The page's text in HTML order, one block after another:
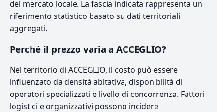
del mercato locale. La fascia indicata rappresenta un
riferimento statistico basato su dati territoriali
aggregati.
Perché il prezzo varia a ACCEGLIO?
Nel territorio di ACCEGLIO, il costo può essere
influenzato da densità abitativa, disponibilità di
operatori specializzati e livello di concorrenza. Fattori
logistici e organizzativi possono incidere